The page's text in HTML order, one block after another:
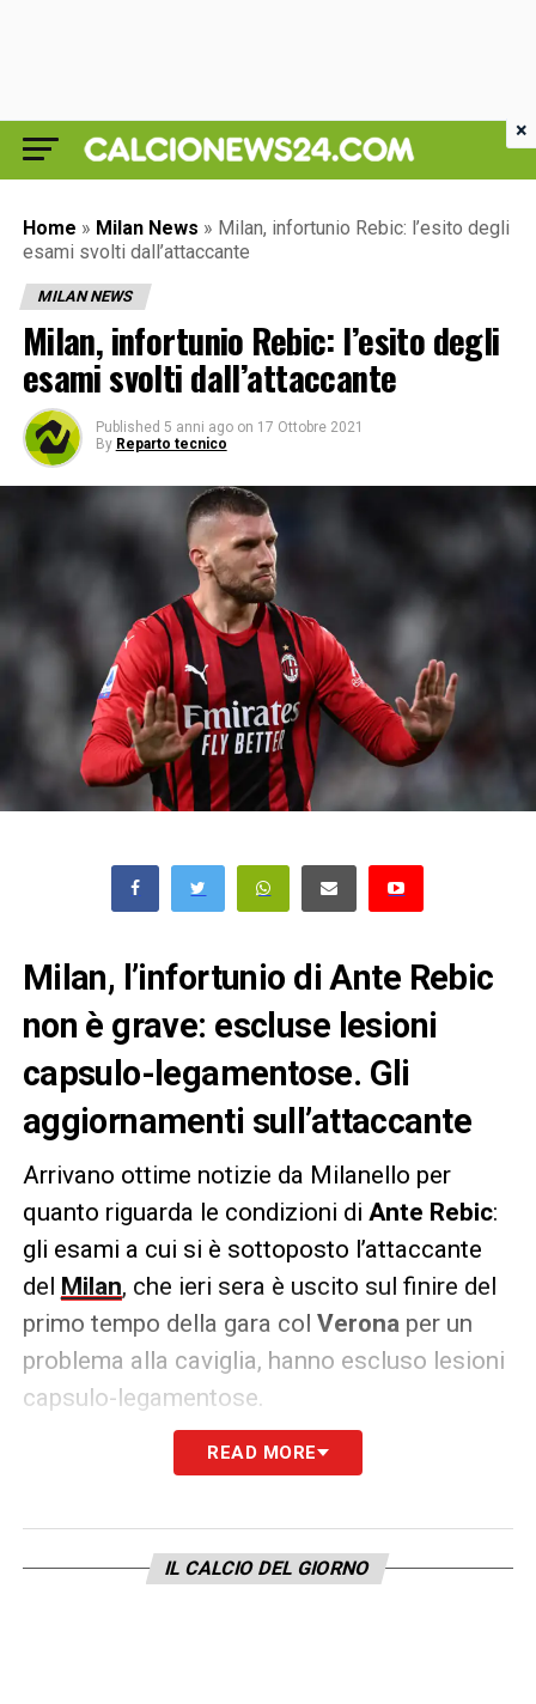
Home » Milan News » Milan, infortunio Rebic: l’esito degli
esami svolti dall’attaccante
MILAN NEWS
Milan, infortunio Rebic: l’esito degli
esami svolti dall’attaccante
Published 5 anni ago on 17 Ottobre 2021
By Reparto tecnico
Milan, l’infortunio di Ante Rebic
non è grave: escluse lesioni
capsulo-legamentose. Gli
aggiornamenti sull’attaccante
Arrivano ottime notizie da Milanello per
quanto riguarda le condizioni di Ante Rebic:
gli esami a cui si è sottoposto l’attaccante
del Milan, che ieri sera è uscito sul finire del
primo tempo della gara col Verona per un
problema alla caviglia, hanno escluso lesioni
capsulo-legamentose.
Come appreso damilannews24.com
per capire se potrà essere inserito nella lista
dei convocati per Oporto:Pioliincrocia le
READ MORE
IL CALCIO DEL GIORNO
×